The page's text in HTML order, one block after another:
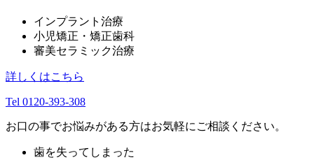
インプラント治療
小児矯正・矯正歯科
審美セラミック治療
詳しくはこちら
Tel 0120-393-308
お口の事でお悩みがある方はお気軽にご相談ください。
歯を失ってしまった